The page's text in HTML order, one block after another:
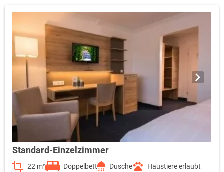
Standard-Einzelzimmer
22 m² Doppelbett Dusche Haustiere erlaubt